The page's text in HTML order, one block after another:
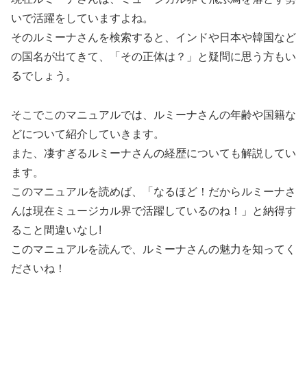
いで活躍をしていますよね。
そのルミーナさんを検索すると、インドや日本や韓国など
の国名が出てきて、「その正体は？」と疑問に思う方もい
るでしょう。
そこでこのマニュアルでは、ルミーナさんの年齢や国籍な
どについて紹介していきます。
また、凄すぎるルミーナさんの経歴についても解説してい
ます。
このマニュアルを読めば、「なるほど！だからルミーナさ
んは現在ミュージカル界で活躍しているのね！」と納得す
ること間違いなし!
このマニュアルを読んで、ルミーナさんの魅力を知ってく
ださいね！